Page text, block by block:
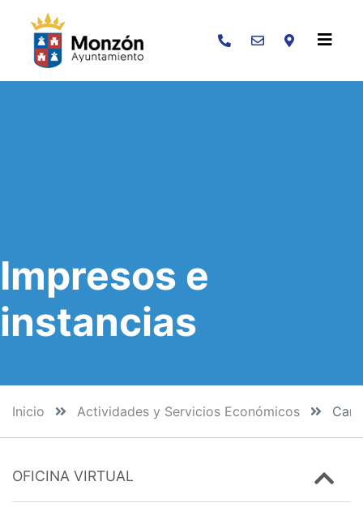
Buscar
Impresos e
instancias
Inicio Actividades y Servicios Económicos
OFICINA VIRTUAL